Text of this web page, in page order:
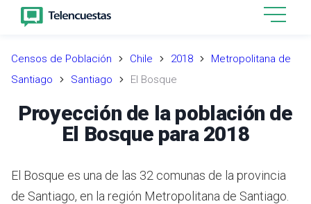
Censos de Población Chile 2018
Metropolitana de
Santiago
Santiago El Bosque
Proyección de la población de
El Bosque para 2018
El Bosque es una de las 32 comunas de la provincia
de Santiago, en la región Metropolitana de Santiago.